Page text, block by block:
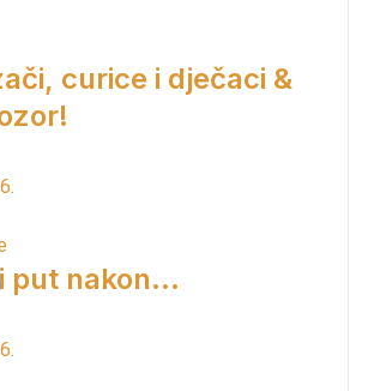
curice i dječaci &
put nakon…